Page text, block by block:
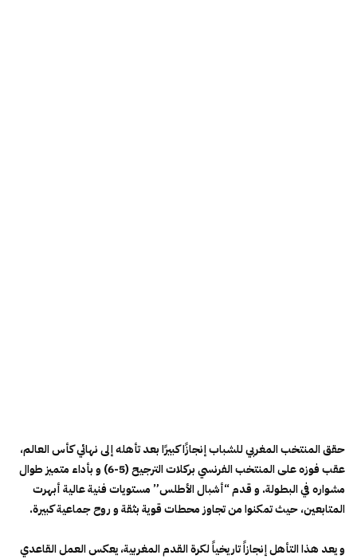
حقق المنتخب المغربي للشباب إنجازًا كبيرًا بعد تأهله إلى نهائي كأس العالم،
عقب فوزه على المنتخب الفرنسي بركلات الترجيح (5-6) و بأداء متميز طوال
مشواره في البطولة. و قدم “أشبال الأطلس” مستويات فنية عالية أبهرت
المتابعين، حيث تمكنوا من تجاوز محطات قوية بثقة و روح جماعية كبيرة.
و يعد هذا التأهل إنجازاً تاريخياً لكرة القدم المغربية، يعكس العمل القاعدي